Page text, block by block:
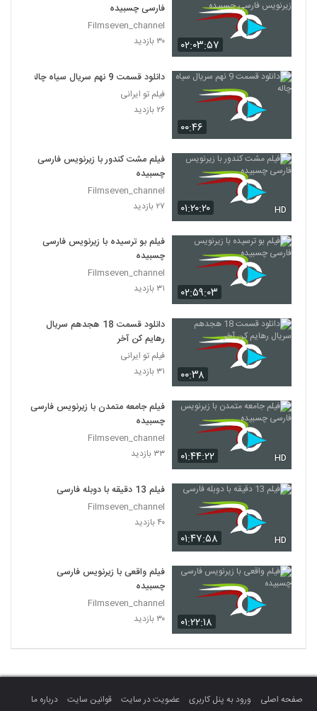
۰۲:۰۳:۵۷
فارسی چسبیده
Filmseven_channel
۳۰ بازدید
۰۰:۴۶
دانلود قسمت 9 نهم سریال سیاه چاله
فیلم تو ایرانی
۲۶ بازدید
۰۱:۲۰:۲۰ HD
فیلم مشت کندور با زیرنویس فارسی
چسبیده
Filmseven_channel
۲۷ بازدید
۰۲:۵۹:۰۳
فیلم بو ترسیده با زیرنویس فارسی
چسبیده
Filmseven_channel
۳۱ بازدید
۰۰:۳۸
دانلود قسمت 18 هجدهم سریال
رهایم کن آخر
فیلم تو ایرانی
۳۱ بازدید
۰۱:۴۴:۲۲ HD
فیلم جامعه متمدن با زیرنویس فارسی
چسبیده
Filmseven_channel
۳۳ بازدید
۰۱:۴۷:۵۸ HD
فیلم 13 دقیقه با دوبله فارسی
Filmseven_channel
۴۰ بازدید
۰۱:۲۲:۱۸
فیلم واقعی با زیرنویس فارسی
چسبیده
Filmseven_channel
۳۰ بازدید
صفحه اصلی ورود به پنل کاربری عضویت در سایت قوانین سایت
درباره ما